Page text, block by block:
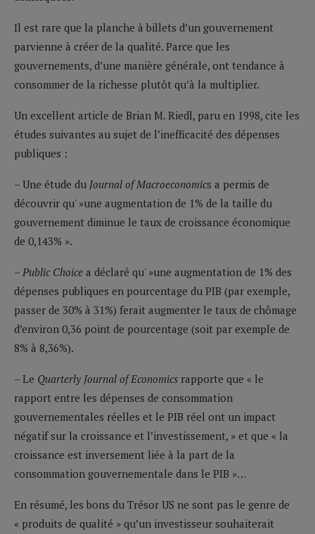
Il est rare que la planche à billets d’un gouvernement
parvienne à créer de la qualité. Parce que les
gouvernements, d’une manière générale, ont tendance à
consommer de la richesse plutôt qu’à la multiplier.
Un excellent article de Brian M. Riedl, paru en 1998, cite les
études suivantes au sujet de l’inefficacité des dépenses
publiques :
– Une étude du Journal of Macroeconomics a permis de
découvrir qu' »une augmentation de 1% de la taille du
gouvernement diminue le taux de croissance économique
de 0,143% ».
– Public Choice a déclaré qu' »une augmentation de 1% des
dépenses publiques en pourcentage du PIB (par exemple,
passer de 30% à 31%) ferait augmenter le taux de chômage
d’environ 0,36 point de pourcentage (soit par exemple de
8% à 8,36%).
– Le Quarterly Journal of Economics rapporte que « le
rapport entre les dépenses de consommation
gouvernementales réelles et le PIB réel ont un impact
négatif sur la croissance et l’investissement, » et que « la
croissance est inversement liée à la part de la
consommation gouvernementale dans le PIB »…
En résumé, les bons du Trésor US ne sont pas le genre de
« produits de qualité » qu’un investisseur souhaiterait